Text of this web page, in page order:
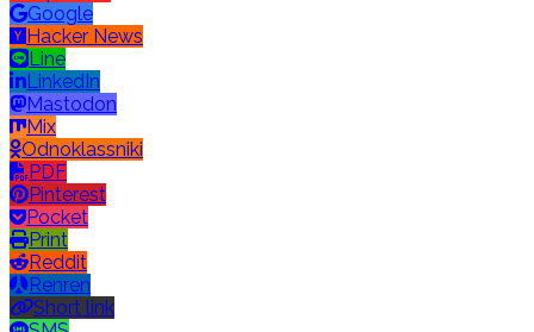
Google
Hacker News
Line
LinkedIn
Mastodon
Mix
Odnoklassniki
PDF
Pinterest
Pocket
Print
Reddit
Renren
Short link